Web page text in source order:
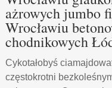
ażrowych jumbo
Wrocławiu
chodnikowych
Cykotałobyś
częstokrotni